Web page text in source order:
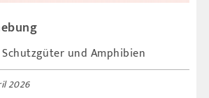
und Amphibien
2026